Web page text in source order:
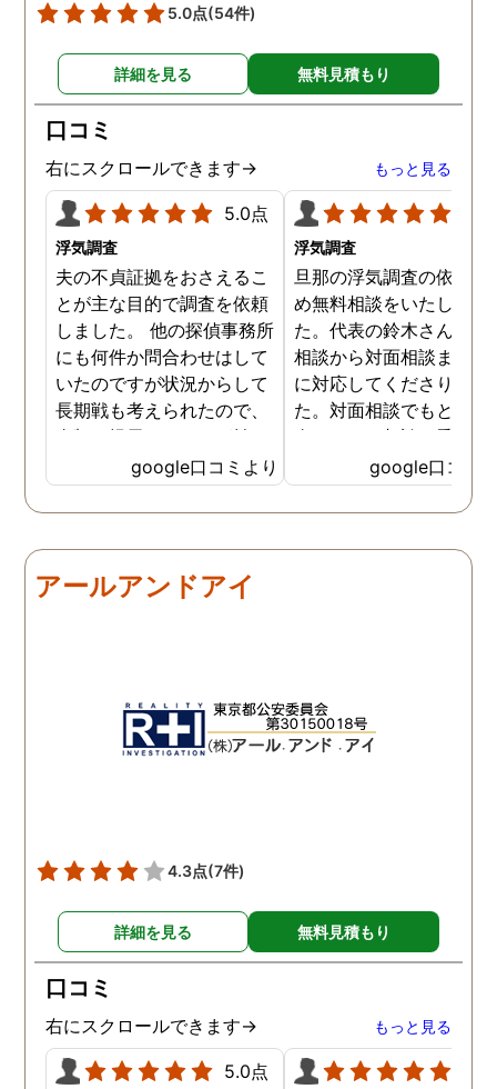
5.0点(54件)
詳細を見る 無料見積もり
口コミ
右にスクロールできます→ もっと見る
5.0点
浮気調査
夫の不貞証拠をおさえるこ
とが主な目的で調査を依頼
しました。 他の探偵事務所
にも何件か問合わせはして
いたのですが状況からして
長期戦も考えられたので、
金額を提示されそれが払え
ないとそもそも相談もでき
ない状態でした。 そんな中
ダメ元で同じ相談をした
してくださり、そして私が
持ってる情報から的確にア
を予想しながら調査してく
れて、実際に不貞の現場も
数回おさえることができと
らしいです。 また、さまざ
り、私の精神的なフォロー
だけでなく、その後の弁護
士の紹介やアドバイスもし
ていただき、これから夫と
闘う自信もつきました。 本
当にMJリサーチさんにそ
して代表の方に出会えてよ
google口コミより
浮気調査
旦那の浮気調査の依頼の
め無料相談をいたしまし
た。代表の鈴木さんが電
相談から対面相談まです
に対応してくださりまし
た。対面相談でもとても
身になって相談に乗って
ださりすぐに契約といっ
こともなく金銭的な問題
ありましたので相談して
さりました。結果として
後どうですか？と連絡ま
して下さり応援してるか
ねと温かい言葉までかけ
お願いしたいと思ってお
ます。本当にありがとう
ざいました。
google口コミ
アールアンドアイ
4.3点(7件)
詳細を見る 無料見積もり
口コミ
右にスクロールできます→ もっと見る
5.0点